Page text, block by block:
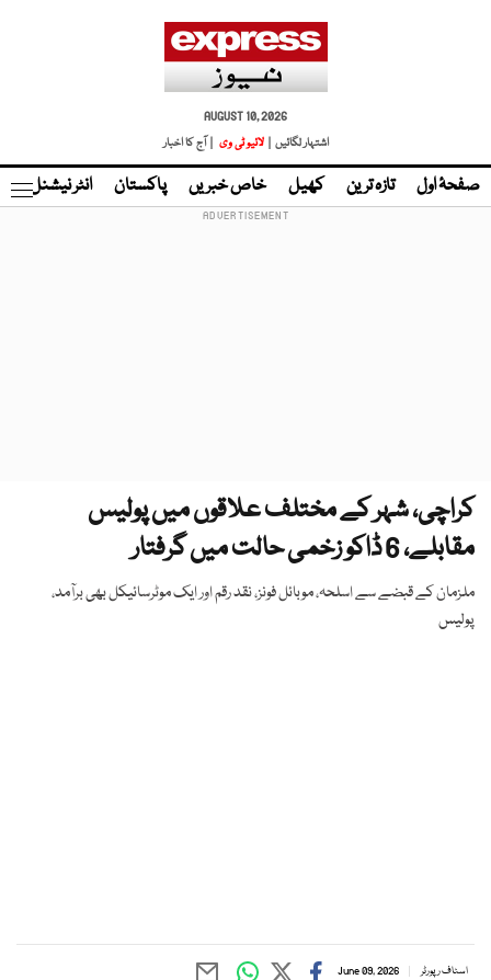
AUGUST 10, 2026
اشتہار لگائیں |
لائیو ٹی وی | آج کا اخبار
صفحۂ اول تازہ ترین کھیل خاص خبریں پاکستان انٹر نیشنل
کراچی، شہر کے مختلف علاقوں میں پولیس
مقابلے، 6 ڈاکو زخمی حالت میں گرفتار
ملزمان کے قبضے سے اسلحہ، موبائل فونز، نقد رقم اور ایک موٹرسائیکل بھی برآمد،
پولیس
اسٹاف رپورٹر June 09, 2026